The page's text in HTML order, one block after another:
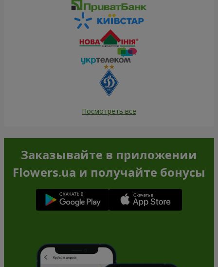
Посмотреть все
Заказывайте в приложении
Flowers.ua и получайте бонусы